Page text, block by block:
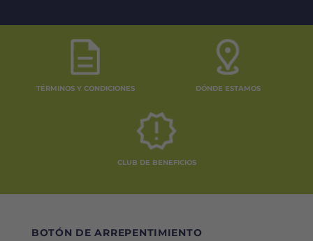
TÉRMINOS Y CONDICIONES DÓNDE ESTAMOS
CLUB DE BENEFICIOS
BOTÓN DE ARREPENTIMIENTO